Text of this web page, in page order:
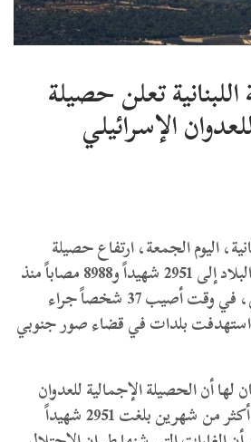
تعلن حصيلة
الإسرائيلي
اليوم الجمعة، ارتفاع حصيلة
العدوان الإسرائيلي على البلاد إلى 2951 شهيداً و8988 مصاباً منذ
الثاني من مارس الماضي، في وقت أصيب 37 شخصاً جراء
استهدفت بلدات في قضاء صور جنوبي
أن الحصيلة الإجمالية للعدوان
الإسرائيلي المستمر منذ أكثر من شهرين بلغت 2951 شهيداً